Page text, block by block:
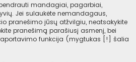
mandagiai, pagarbiai,
Jei sulaukėte nemandagaus,
pranešimo jūsų atžvilgiu, neatsakykite
pranešimą parašiusį asmenį, bei
funkcija (mygtukas [!] šalia